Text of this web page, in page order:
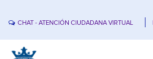
CHAT - ATENCIÓN CIUDADANA VIRTUAL